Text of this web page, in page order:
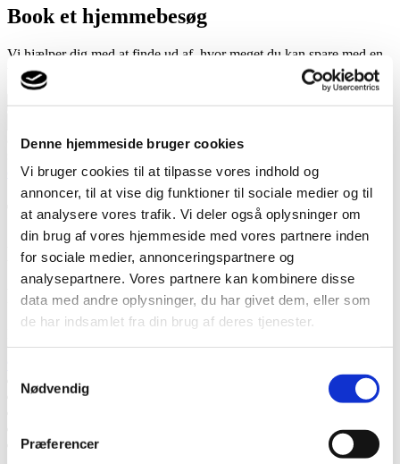
Denne hjemmeside bruger cookies
Vi bruger cookies til at tilpasse vores indhold og
annoncer, til at vise dig funktioner til sociale medier og til
at analysere vores trafik. Vi deler også oplysninger om
din brug af vores hjemmeside med vores partnere inden
for sociale medier, annonceringspartnere og
analysepartnere. Vores partnere kan kombinere disse
data med andre oplysninger, du har givet dem, eller som
de har indsamlet fra din brug af deres tjenester.
Nødvendig
Præferencer
Book et hjemmebesøg
Vi hjælper dig med at finde ud af, hvor meget du kan spare med en
varmepumpe!
accepterer, at Thermia registrerer mine kontaktoplysninger for min
* Læs mere om, hvordan Thermia håndterer dine personlige
data.
Tak! Vi vender tilbage snarest.
Mislykkedes
Ring til os
Ring til os, hvis du har spørgsmål.
Tal med en ekspert
Bed om et tilbud
Ring til os